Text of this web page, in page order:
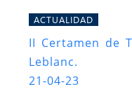
ACTUALIDAD
II Certamen de
Leblanc.
21-04-23